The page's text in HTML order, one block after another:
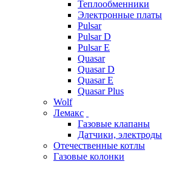
Теплообменники
Электронные платы
Pulsar
Pulsar D
Pulsar E
Quasar
Quasar D
Quasar E
Quasar Plus
Wolf
Лемакс
Газовые клапаны
Датчики, электроды
Отечественные котлы
Газовые колонки